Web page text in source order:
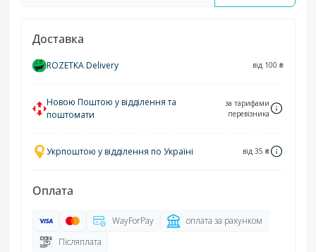
Доставка
ROZETKA Delivery від 100 ₴
Новою Поштою у відділення та
поштомати
за тарифами
перевізника
Укрпоштою у відділення по Україні від 35 ₴
Оплата
WayForPay
оплата за рахунком
Післяплата